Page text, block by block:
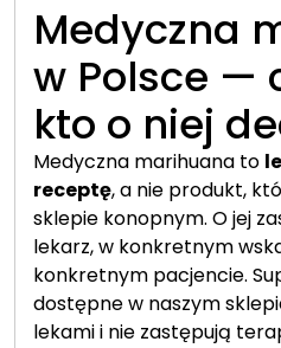
Medyczna
w Polsce —
kto o niej
Medyczna marihuana to
receptę, a nie produkt,
sklepie konopnym. O jej
lekarz, w konkretnym
konkretnym pacjencie.
dostępne w naszym
lekami i nie zastępują